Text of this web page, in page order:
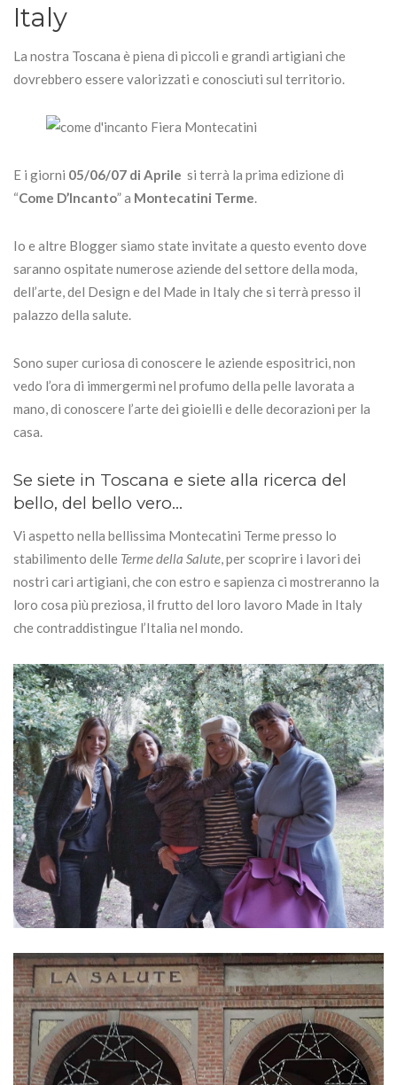
Italy
La nostra Toscana è piena di piccoli e grandi artigiani che
dovrebbero essere valorizzati e conosciuti sul territorio.
E i giorni 05/06/07 di Aprile si terrà la prima edizione di
“Come D’Incanto” a Montecatini Terme.
Io e altre Blogger siamo state invitate a questo evento dove
saranno ospitate numerose aziende del settore della moda,
dell’arte, del Design e del Made in Italy che si terrà presso il
palazzo della salute.
Sono super curiosa di conoscere le aziende espositrici, non
vedo l’ora di immergermi nel profumo della pelle lavorata a
mano, di conoscere l’arte dei gioielli e delle decorazioni per la
casa.
Se siete in Toscana e siete alla ricerca del
bello, del bello vero…
Vi aspetto nella bellissima Montecatini Terme presso lo
stabilimento delle Terme della Salute , per scoprire i lavori dei
nostri cari artigiani, che con estro e sapienza ci mostreranno la
loro cosa più preziosa, il frutto del loro lavoro Made in Italy
che contraddistingue l’Italia nel mondo.